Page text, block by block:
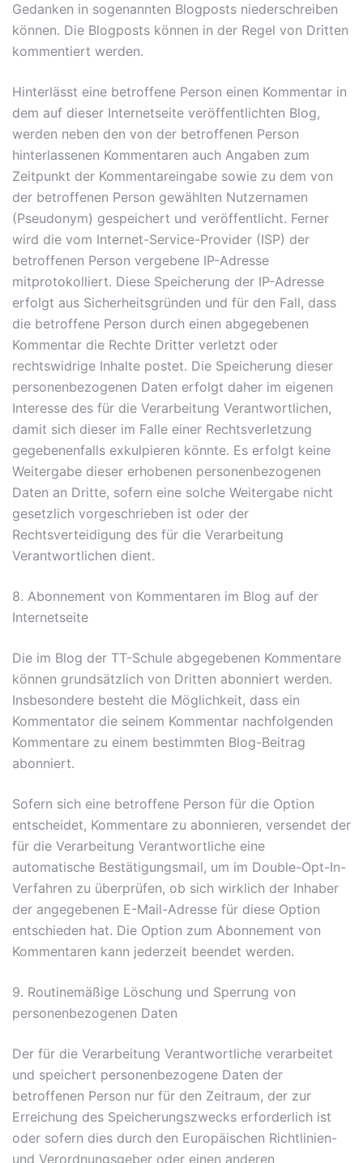
Gedanken in sogenannten Blogposts niederschreiben
können. Die Blogposts können in der Regel von Dritten
kommentiert werden.
Hinterlässt eine betroffene Person einen Kommentar in
dem auf dieser Internetseite veröffentlichten Blog,
werden neben den von der betroffenen Person
hinterlassenen Kommentaren auch Angaben zum
Zeitpunkt der Kommentareingabe sowie zu dem von
der betroffenen Person gewählten Nutzernamen
(Pseudonym) gespeichert und veröffentlicht. Ferner
wird die vom Internet-Service-Provider (ISP) der
betroffenen Person vergebene IP-Adresse
mitprotokolliert. Diese Speicherung der IP-Adresse
erfolgt aus Sicherheitsgründen und für den Fall, dass
die betroffene Person durch einen abgegebenen
Kommentar die Rechte Dritter verletzt oder
rechtswidrige Inhalte postet. Die Speicherung dieser
personenbezogenen Daten erfolgt daher im eigenen
Interesse des für die Verarbeitung Verantwortlichen,
damit sich dieser im Falle einer Rechtsverletzung
gegebenenfalls exkulpieren könnte. Es erfolgt keine
Weitergabe dieser erhobenen personenbezogenen
Daten an Dritte, sofern eine solche Weitergabe nicht
gesetzlich vorgeschrieben ist oder der
Rechtsverteidigung des für die Verarbeitung
Verantwortlichen dient.
8. Abonnement von Kommentaren im Blog auf der
Internetseite
Die im Blog der TT-Schule abgegebenen Kommentare
können grundsätzlich von Dritten abonniert werden.
Insbesondere besteht die Möglichkeit, dass ein
Kommentator die seinem Kommentar nachfolgenden
Kommentare zu einem bestimmten Blog-Beitrag
abonniert.
Sofern sich eine betroffene Person für die Option
entscheidet, Kommentare zu abonnieren, versendet der
für die Verarbeitung Verantwortliche eine
automatische Bestätigungsmail, um im Double-Opt-In-
Verfahren zu überprüfen, ob sich wirklich der Inhaber
der angegebenen E-Mail-Adresse für diese Option
entschieden hat. Die Option zum Abonnement von
Kommentaren kann jederzeit beendet werden.
9. Routinemäßige Löschung und Sperrung von
personenbezogenen Daten
Der für die Verarbeitung Verantwortliche verarbeitet
und speichert personenbezogene Daten der
betroffenen Person nur für den Zeitraum, der zur
Erreichung des Speicherungszwecks erforderlich ist
oder sofern dies durch den Europäischen Richtlinien-
und Verordnungsgeber oder einen anderen